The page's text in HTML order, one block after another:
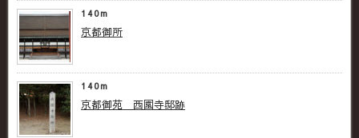
140m
京都御所
140m
京都御苑 西園寺邸跡